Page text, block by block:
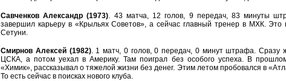
Савченков Александр (1973). 43 матча, 12 голов, 9 передач, 83 минуты
завершил карьеру в «Крыльях Советов», а сейчас главный тренер в МХК. Это
Сетуни.
Смирнов Алексей (1982). 1 матч, 0 голов, 0 передач, 0 минут штрафа. Сразу
ЦСКА, а потом уехал в Америку. Там поиграл без особого успеха. В
«Химик», рассказывал о тяжелой жизни без денег. Этим летом пробовался в
То есть сейчас в поисках нового клуба.